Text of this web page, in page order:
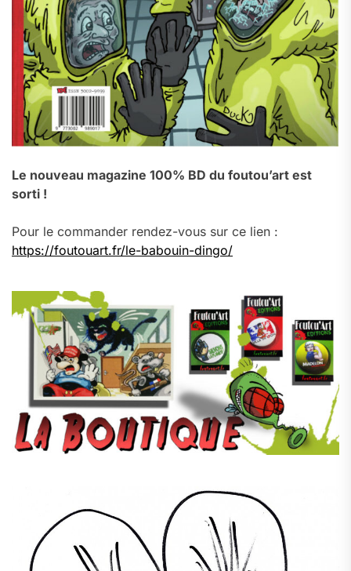
Le nouveau magazine 100% BD du foutou’art est
sorti !
Pour le commander rendez-vous sur ce lien :
https://foutouart.fr/le-babouin-dingo/